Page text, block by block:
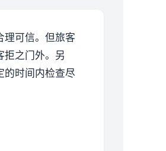
理可信。但旅客
拒之门外。另
的时间内检查尽